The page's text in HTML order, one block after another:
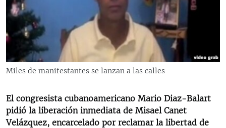
RADIO MARTÍ
ESPECIALES
ESPECIALES
LA REALIDAD DE LA VIVIENDA EN CUBA
KENTU-CUBANO
LOS SANTOS DE HIALEAH
MULTIMEDIA
EDITORIALES
Miles de manifestantes se lanzan a las calles
El congresista cubanoamericano Mario Diaz-Balart
pidió la liberación inmediata de Misael Canet
Velázquez, encarcelado por reclamar la libertad de